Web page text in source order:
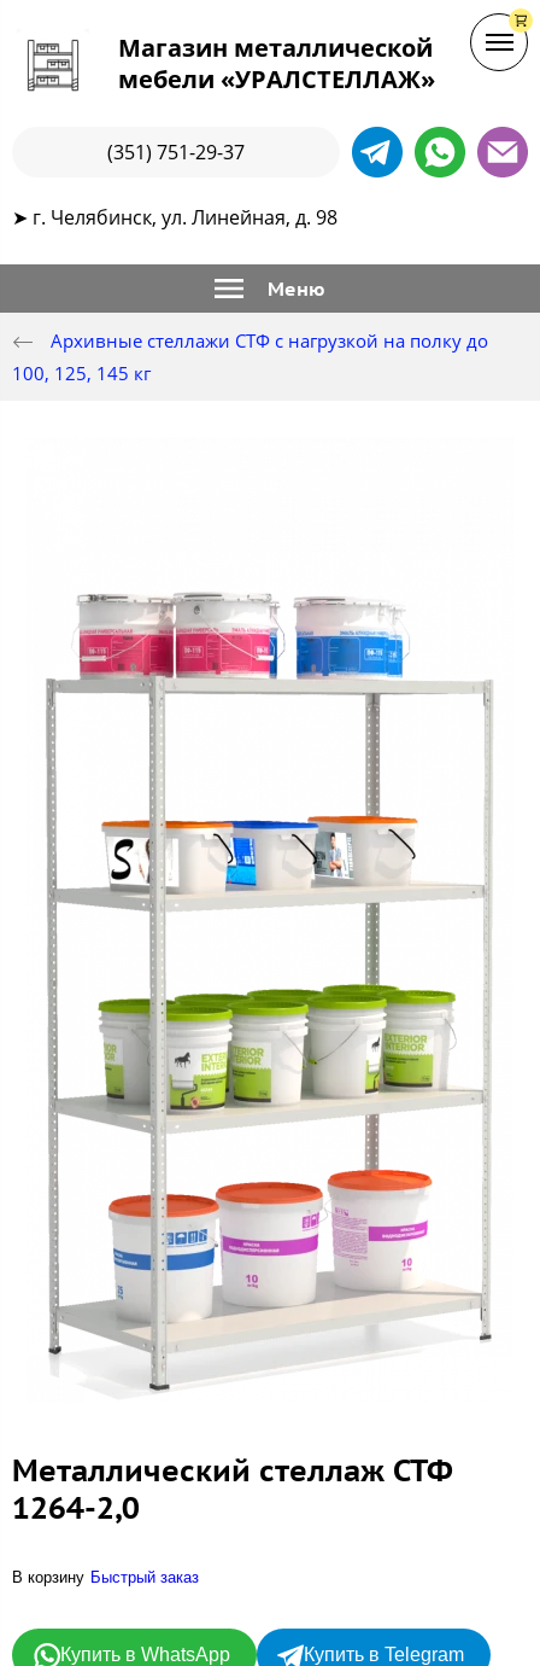
Магазин металлической
мебели «УРАЛСТЕЛЛАЖ»
(351) 751-29-37
➤ г. Челябинск, ул. Линейная, д. 98
Меню
Архивные стеллажи СТФ с нагрузкой на полку до
100, 125, 145 кг
Металлический стеллаж СТФ
1264-2,0
В корзину Быстрый заказ
Купить в WhatsApp Купить в Telegram